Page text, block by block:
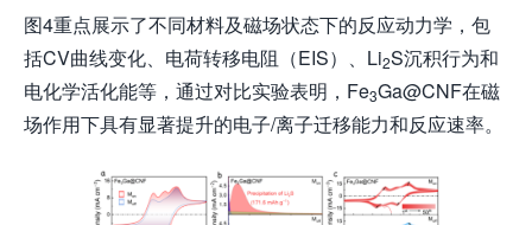
图4重点展示了不同材料及磁场状态下的反应动力学，包
括CV曲线变化、电荷转移电阻（EIS）、Li2S沉积行为和
电化学活化能等，通过对比实验表明，Fe3Ga@CNF在磁
场作用下具有显著提升的电子/离子迁移能力和反应速率。